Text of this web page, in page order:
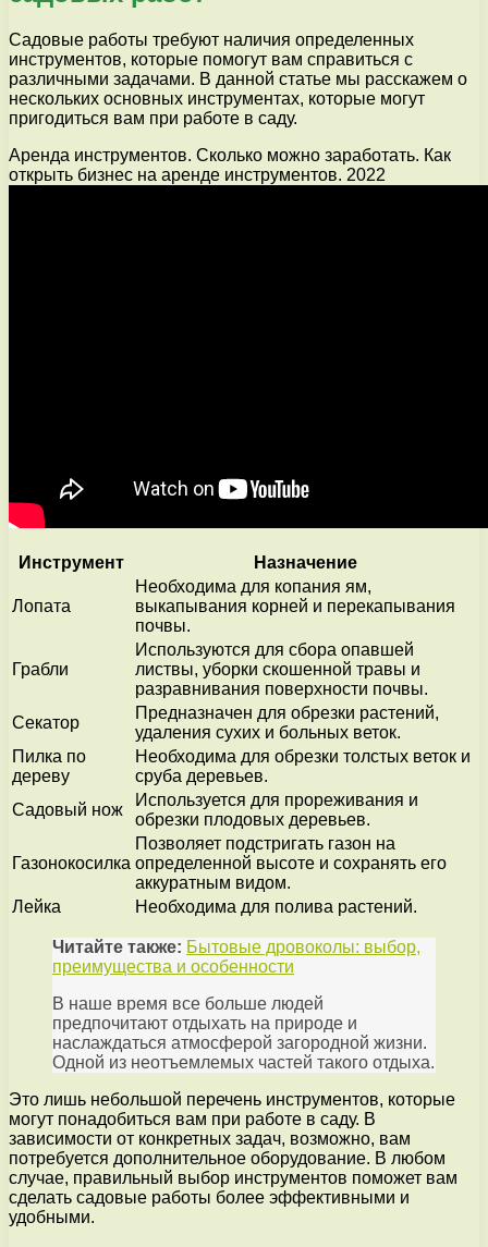
Садовые работы требуют наличия определенных
инструментов, которые помогут вам справиться с
различными задачами. В данной статье мы расскажем о
нескольких основных инструментах, которые могут
пригодиться вам при работе в саду.
Аренда инструментов. Сколько можно заработать. Как
открыть бизнес на аренде инструментов. 2022
Инструмент Назначение
Лопата
Необходима для копания ям,
выкапывания корней и перекапывания
почвы.
Грабли
Используются для сбора опавшей
листвы, уборки скошенной травы и
разравнивания поверхности почвы.
Секатор
Предназначен для обрезки растений,
удаления сухих и больных веток.
Пилка по
дереву
Необходима для обрезки толстых веток и
сруба деревьев.
Садовый нож
Используется для прореживания и
обрезки плодовых деревьев.
Газонокосилка
Позволяет подстригать газон на
определенной высоте и сохранять его
аккуратным видом.
Лейка
Необходима для полива растений.
Читайте также: Бытовые дровоколы: выбор,
преимущества и особенности
В наше время все больше людей
предпочитают отдыхать на природе и
наслаждаться атмосферой загородной жизни.
Одной из неотъемлемых частей такого отдыха.
Это лишь небольшой перечень инструментов, которые
могут понадобиться вам при работе в саду. В
зависимости от конкретных задач, возможно, вам
потребуется дополнительное оборудование. В любом
случае, правильный выбор инструментов поможет вам
сделать садовые работы более эффективными и
удобными.